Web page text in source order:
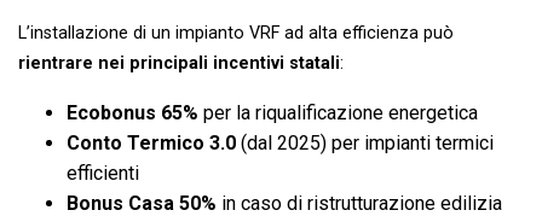
L’installazione di un impianto VRF ad alta efficienza può
rientrare nei principali incentivi statali:
Ecobonus 65% per la riqualificazione energetica
Conto Termico 3.0 (dal 2025) per impianti termici
efficienti
Bonus Casa 50% in caso di ristrutturazione edilizia